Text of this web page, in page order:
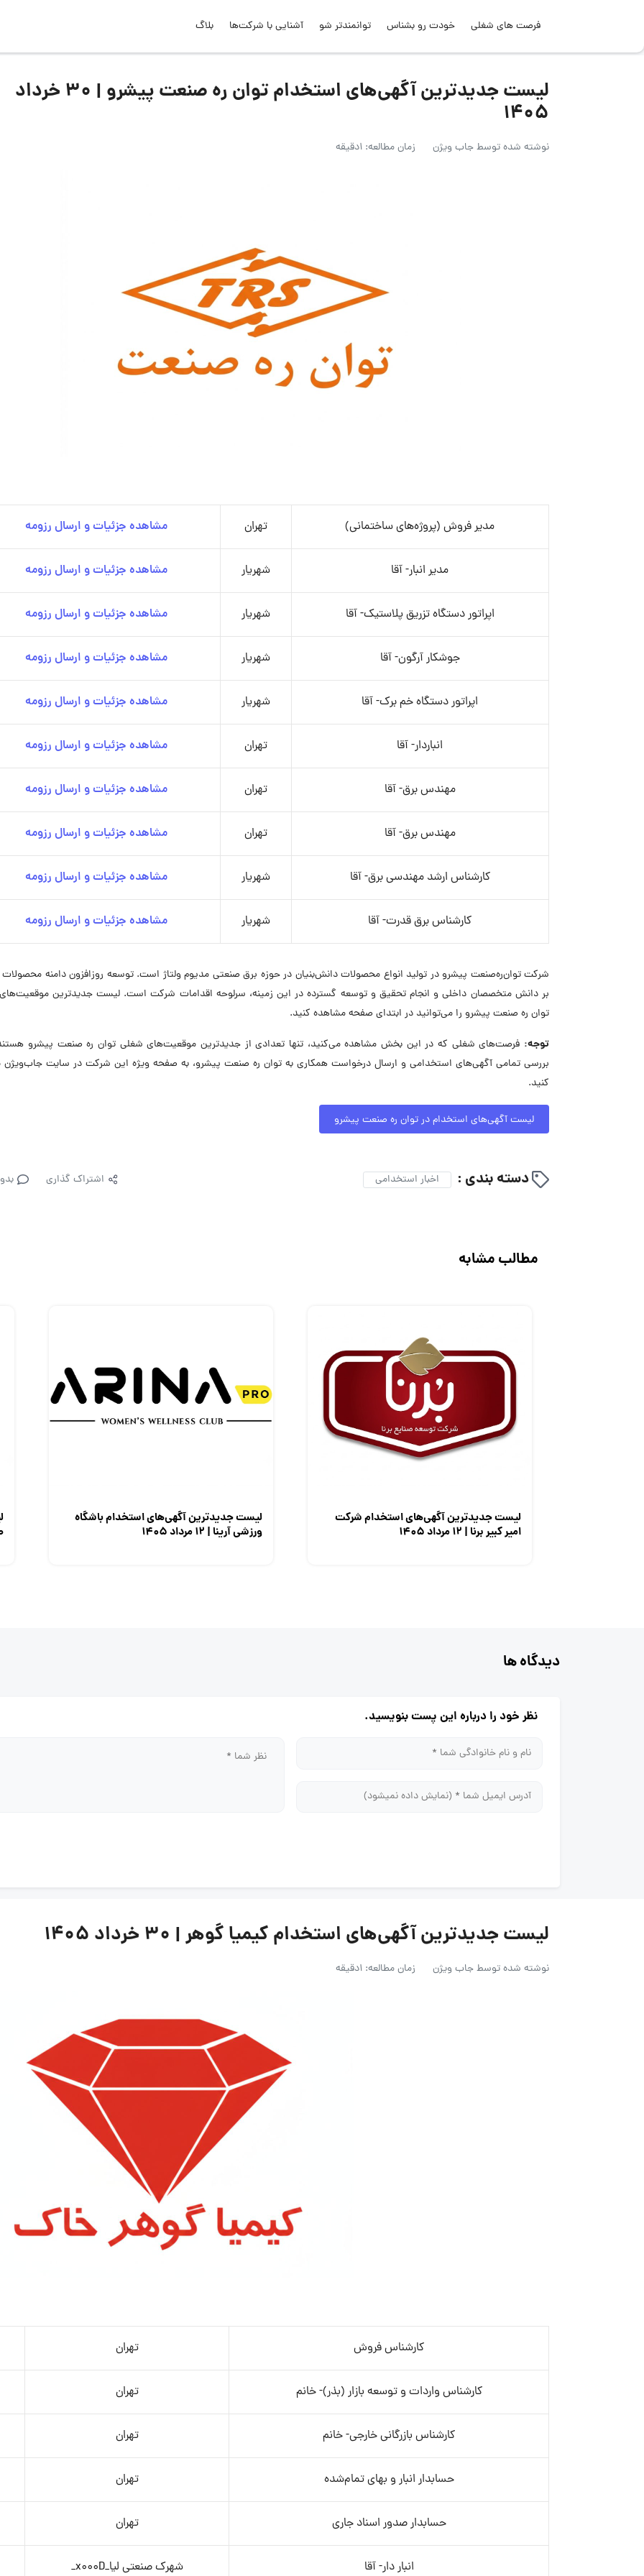
فرصت های شغلی خودت رو بشناس توانمندتر شو آشنایی با شرکت‌ها بلاگ
لیست جدیدترین آگهی‌های استخدام توان ره صنعت پیشرو | ۳۰ خرداد
۱۴۰۵
نوشته شده توسطجاب ویژن زمان مطالعه: 1دقیقه
مدیر فروش (پروژه‌های ساختمانی) تهران مشاهده جزئیات و ارسال رزومه
مدیر انبار- آقا شهریار مشاهده جزئیات و ارسال رزومه
اپراتور دستگاه تزریق پلاستیک- آقا شهریار مشاهده جزئیات و ارسال رزومه
جوشکار آرگون- آقا شهریار مشاهده جزئیات و ارسال رزومه
اپراتور دستگاه خم برک- آقا شهریار مشاهده جزئیات و ارسال رزومه
انباردار- آقا تهران مشاهده جزئیات و ارسال رزومه
مهندس برق- آقا تهران مشاهده جزئیات و ارسال رزومه
مهندس برق- آقا تهران مشاهده جزئیات و ارسال رزومه
کارشناس ارشد مهندسی برق- آقا شهریار مشاهده جزئیات و ارسال رزومه
کارشناس برق قدرت- آقا شهریار مشاهده جزئیات و ارسال رزومه
شرکت توان‌ره‌صنعت پیشرو در تولید انواع محصولات دانش‌بنیان در حوزه برق صنعتی مدیوم ولتاژ است. توسعه روزافزون دامنه محصولات
بر دانش متخصصان داخلی و انجام تحقیق و توسعه گسترده در این زمینه، سرلوحه اقدامات شرکت است. لیست جدیدترین
توان ره صنعت پیشرو را می‌توانید در ابتدای صفحه مشاهده کنید.
توجه: فرصت‌های شغلی که در این بخش مشاهده می‌کنید، تنها تعدادی از جدیدترین موقعیت‌های شغلی توان ره صنعت پیشرو
بررسی تمامی آگهی‌های استخدامی و ارسال درخواست همکاری به توان ره صنعت پیشرو، به صفحه ویژه این شرکت در سایت جاب‌ویژن
کنید.
لیست آگهی‌های استخدام در توان ره صنعت پیشرو
دسته بندی : اخبار استخدامی اشتراک گذاری
مطالب مشابه
لیست جدیدترین آگهی‌های استخدام شرکت
امیر کبیر برنا | ۱۲ مرداد ۱۴۰۵
لیست جدیدترین آگهی‌های استخدام باشگاه
ورزشی آرینا | ۱۲ مرداد ۱۴۰۵
دیدگاه ها
نظر خود را درباره این پست بنویسید.
لیست جدیدترین آگهی‌های استخدام کیمیا گوهر | ۳۰ خرداد ۱۴۰۵
نوشته شده توسطجاب ویژن زمان مطالعه: 1دقیقه
کارشناس فروش تهران
کارشناس واردات و توسعه بازار (بذر)- خانم تهران
کارشناس بازرگانی خارجی- خانم تهران
حسابدار انبار و بهای تمام‌شده تهران
حسابدار صدور اسناد جاری تهران
انبار دار- آقا شهرک صنعتی لیا_x000D_